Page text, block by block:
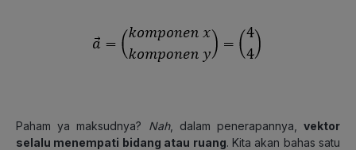
Paham ya maksudnya? Nah, dalam penerapannya, vektor
selalu menempati bidang atau ruang. Kita akan bahas satu